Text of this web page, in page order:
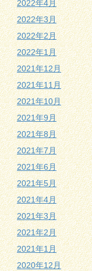
2022年4月
2022年3月
2022年2月
2022年1月
2021年12月
2021年11月
2021年10月
2021年9月
2021年8月
2021年7月
2021年6月
2021年5月
2021年4月
2021年3月
2021年2月
2021年1月
2020年12月